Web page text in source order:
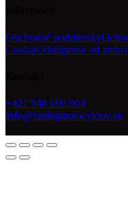
Obchodné podmienky
CookieOdstúpenie od
+421 948 690 904
info@tuningmotocyklov.sk